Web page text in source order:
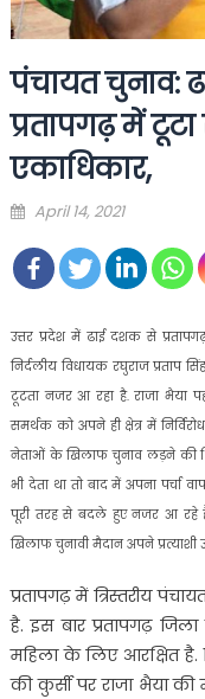
पंचायत चुनाव:
प्रतापगढ़ में
एकाधिकार,
Posted
April 14, 2021
उत्तर प्रदेश में ढाई दशक से
निर्दलीय विधायक रघुराज प्रताप
टूटता नजर आ रहा है. राजा भैया
समर्थक को अपने ही क्षेत्र में
नेताओं के खिलाफ चुनाव लड़ने की
भी देता था तो बाद में अपना पर्चा
पूरी तरह से बदले हुए नजर आ रहे
खिलाफ चुनावी मैदान अपने
प्रतापगढ़ में त्रिस्तरीय
है. इस बार प्रतापगढ़
महिला के लिए आरक्षित
की कुर्सी पर राजा भैया की